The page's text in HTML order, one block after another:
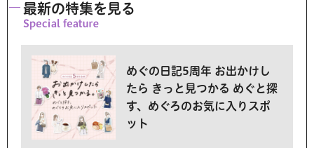
最新の特集を見る
めぐの日記5周年 お出かけし
たら きっと見つかる めぐと探
す、めぐろのお気に入りスポ
ット